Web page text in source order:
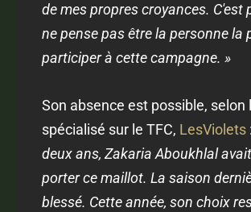
de mes propres croyances. C'est
ne pense pas être la personne la
participer à cette campagne. »
Son absence est possible, selon
spécialisé sur le TFC, LesViolets :
deux ans, Zakaria Aboukhlal
porter ce maillot. La saison
blessé. Cette année, son choix